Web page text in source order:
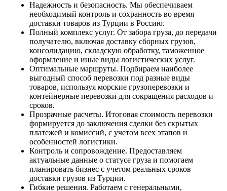
Надежность и безопасность. Мы обеспечиваем
необходимый контроль и сохранность во время
доставки товаров из Турции в Россию.
Полный комплекс услуг. От забора груза, до передачи
получателю, включая доставку сборных грузов,
консолидацию, складскую обработку, таможенное
оформление и иные виды логистических услуг.
Оптимальные маршруты. Подбираем наиболее
выгодный способ перевозки под разные виды
товаров, используя морские грузоперевозки и
контейнерные перевозки для сокращения расходов и
сроков.
Прозрачные расчеты. Итоговая стоимость перевозки
формируется до заключения сделки без скрытых
платежей и комиссий, с учетом всех этапов и
особенностей логистики.
Контроль и сопровождение. Предоставляем
актуальные данные о статусе груза и помогаем
планировать бизнес с учетом реальных сроков
доставки грузов из Турции.
Гибкие решения. Работаем с генеральными,